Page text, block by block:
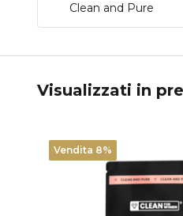
Clean and Pure
Visualizzati in
Vendita 8%